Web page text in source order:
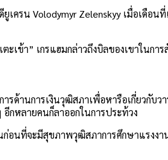
รน Volodymyr Zelenskyy เมื่อเดือ
เข้า” เกรแฮมกล่าวถึงบิลของเขาใน
ด้านการเงินวุฒิสภาเพื่อหารือเกี่ยวกั
กหลายคนก็ลาออกในการประท้วง
นที่จะมีสุขภาพวุฒิสภาการศึกษาแรงง